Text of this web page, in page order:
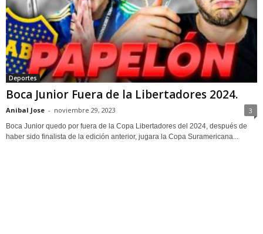
Deportes
Boca Junior Fuera de la Libertadores 2024.
Anibal Jose - noviembre 29, 2023 3
Boca Junior quedo por fuera de la Copa Libertadores del 2024, después de
haber sido finalista de la edición anterior, jugara la Copa Suramericana...